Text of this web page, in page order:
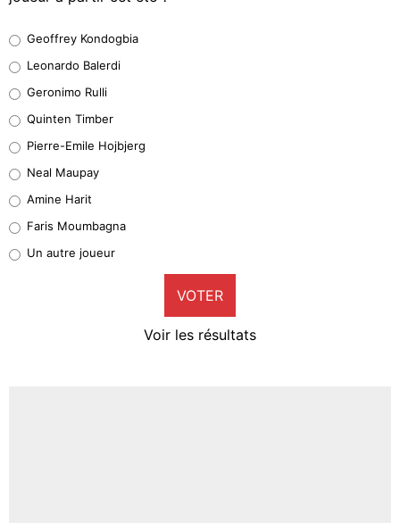
38%
32%
5%
1%
9%
Geoffrey Kondogbia
Leonardo Balerdi
Geronimo Rulli
Quinten Timber
Pierre-Emile Hojbjerg
Neal Maupay
Amine Harit
Faris Moumbagna
Un autre joueur
VOTER
Voir les résultats